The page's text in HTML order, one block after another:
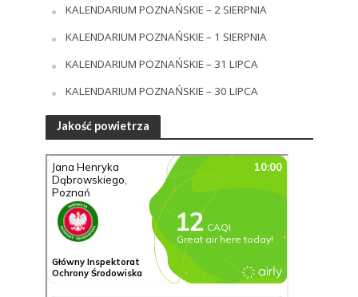
KALENDARIUM POZNAŃSKIE – 2 SIERPNIA
KALENDARIUM POZNAŃSKIE – 1 SIERPNIA
KALENDARIUM POZNAŃSKIE – 31 LIPCA
KALENDARIUM POZNAŃSKIE – 30 LIPCA
Jakość powietrza